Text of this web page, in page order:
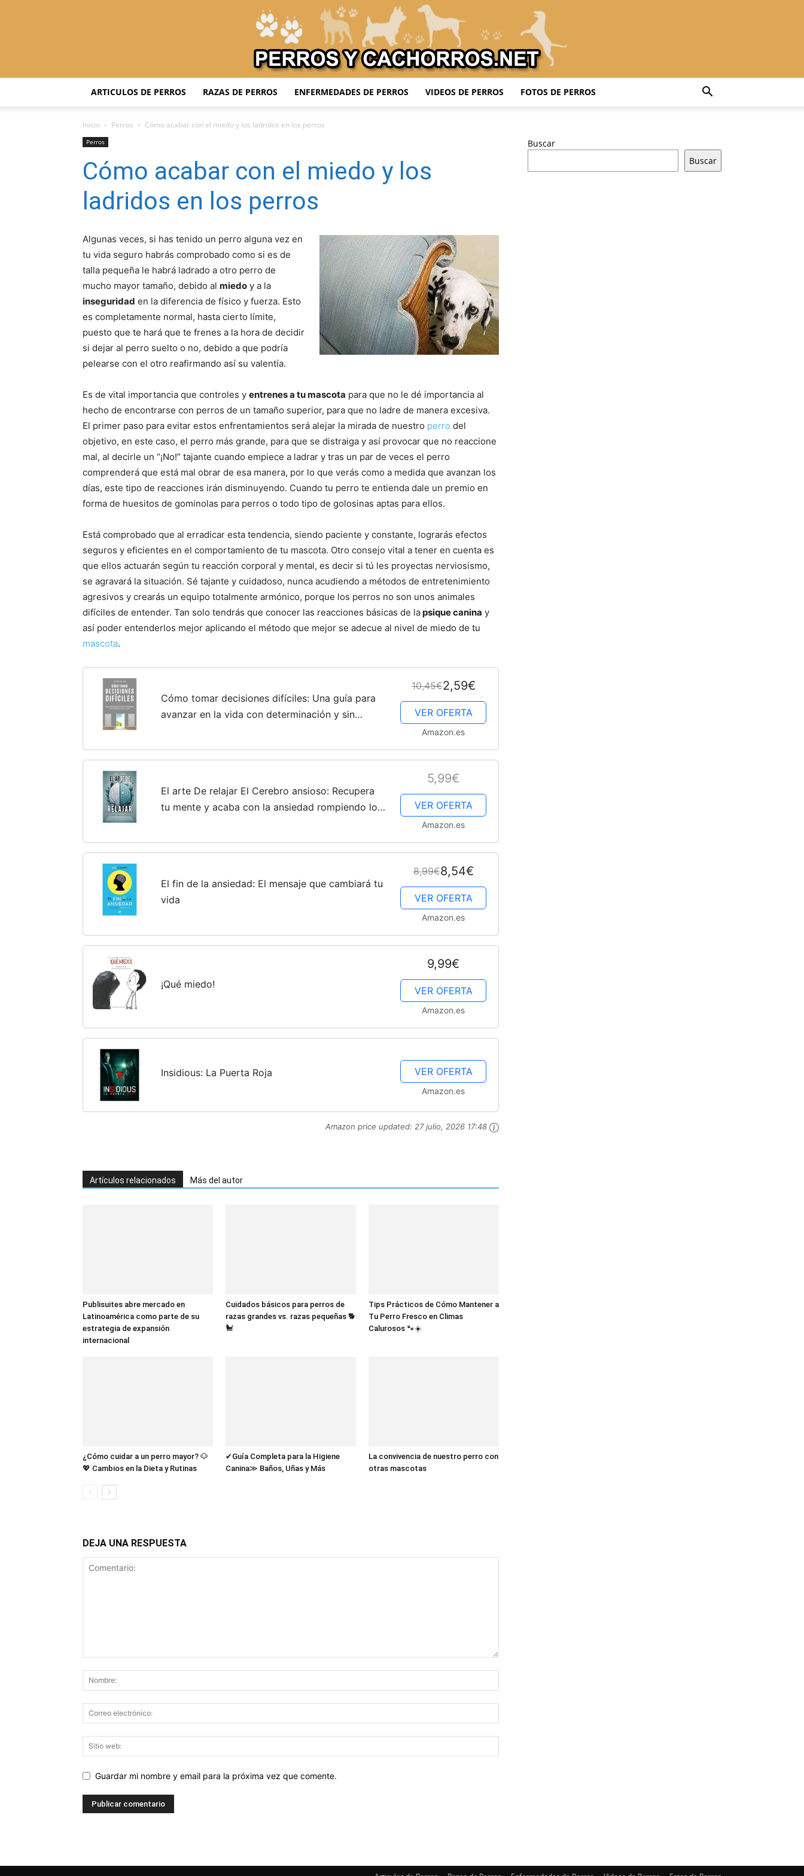
–
Razas
de
Perros
–
Cachorros
ARTICULOS DE PERROS RAZAS DE PERROS ENFERMEDADES DE PERROS VIDEOS DE PERROS FOTOS DE PERROS
Inicio Perros Cómo acabar con el miedo y los ladridos en los perros
Perros
Cómo acabar con el miedo y los
ladridos en los perros
Algunas veces, si has tenido un perro alguna vez en
tu vida seguro habrás comprobado como si es de
talla pequeña le habrá ladrado a otro perro de
mucho mayor tamaño, debido al miedo y a la
inseguridad en la diferencia de físico y fuerza. Esto
es completamente normal, hasta cierto límite,
puesto que te hará que te frenes a la hora de decidir
si dejar al perro suelto o no, debido a que podría
pelearse con el otro reafirmando así su valentía.
Es de vital importancia que controles y entrenes a tu mascota para que no le dé importancia al
hecho de encontrarse con perros de un tamaño superior, para que no ladre de manera excesiva.
El primer paso para evitar estos enfrentamientos será alejar la mirada de nuestro perro del
objetivo, en este caso, el perro más grande, para que se distraiga y así provocar que no reaccione
mal, al decirle un “¡No!” tajante cuando empiece a ladrar y tras un par de veces el perro
comprenderá que está mal obrar de esa manera, por lo que verás como a medida que avanzan los
días, este tipo de reacciones irán disminuyendo. Cuando tu perro te entienda dale un premio en
forma de huesitos de gominolas para perros o todo tipo de golosinas aptas para ellos.
Está comprobado que al erradicar esta tendencia, siendo paciente y constante, lograrás efectos
seguros y eficientes en el comportamiento de tu mascota. Otro consejo vital a tener en cuenta es
que ellos actuarán según tu reacción corporal y mental, es decir si tú les proyectas nerviosismo,
se agravará la situación. Sé tajante y cuidadoso, nunca acudiendo a métodos de entretenimiento
agresivos y crearás un equipo totalmente armónico, porque los perros no son unos animales
difíciles de entender. Tan solo tendrás que conocer las reacciones básicas de lapsique canina y
así poder entenderlos mejor aplicando el método que mejor se adecue al nivel de miedo de tu
mascota.
Cómo tomar decisiones difíciles: Una guía para
avanzar en la vida con determinación y sin
10,45€2,59€
VER OFERTA
Amazon.es
El arte De relajar El Cerebro ansioso: Recupera
tu mente y acaba con la ansiedad rompiendo los
5,99€
VER OFERTA
Amazon.es
El fin de la ansiedad: El mensaje que cambiará tu
vida
8,99€8,54€
VER OFERTA
Amazon.es
¡Qué miedo!
9,99€
VER OFERTA
Amazon.es
Insidious: La Puerta Roja VER OFERTA
Amazon.es
Amazon price updated: 27 julio, 2026 17:48
Artículos relacionados Más del autor
Publisuites abre mercado en
Latinoamérica como parte de su
estrategia de expansión
internacional
Cuidados básicos para perros de
razas grandes vs. razas pequeñas 🐕
🐩
Tips Prácticos de Cómo Mantener a
Tu Perro Fresco en Climas
Calurosos 🐾☀️
¿Cómo cuidar a un perro mayor? 🐶
💖 Cambios en la Dieta y Rutinas
✔Guía Completa para la Higiene
Canina≫ Baños, Uñas y Más
La convivencia de nuestro perro con
otras mascotas
DEJA UNA RESPUESTA
Guardar mi nombre y email para la próxima vez que comente.
Buscar
Buscar